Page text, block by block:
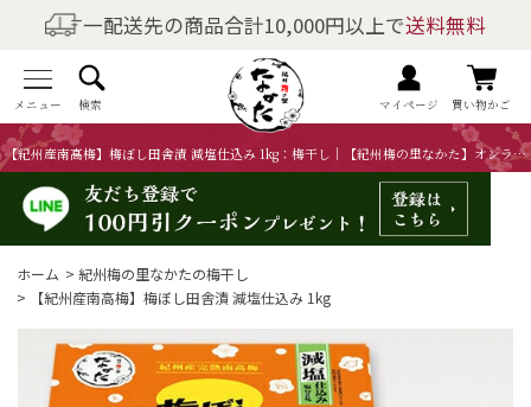
一配送先の商品合計10,000円以上で送料無料
メニュー 検索 マイページ 買い物かご
【紀州産南高梅】梅ぼし田舎漬 減塩仕込み 1kg：梅干し｜【紀州梅の里なかた】オンラインショップ
商品を探す
全商品一覧
梅干しの商品一覧
梅酒の商品一覧
梅製品・その他の商品一覧
メニュー
ホーム > 紀州梅の里なかたの梅干し
>
【紀州産南高梅】梅ぼし田舎漬 減塩仕込み 1kg